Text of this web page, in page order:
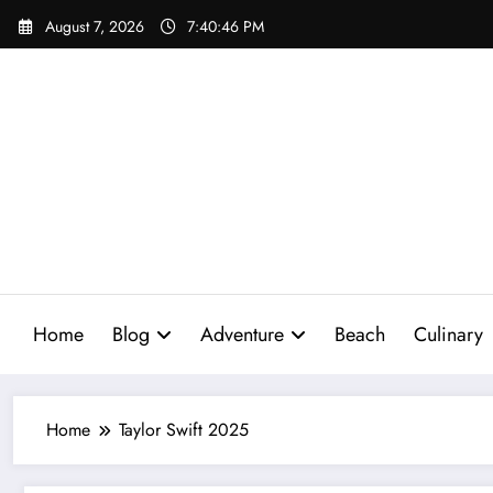
Skip
August 7, 2026 7:40:47 PM
Home Blog Adventure Beach Culinary
Home Taylor Swift 2025